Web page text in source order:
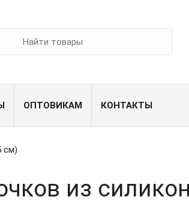
ОПТОВИКАМ КОНТАКТЫ
см)
из